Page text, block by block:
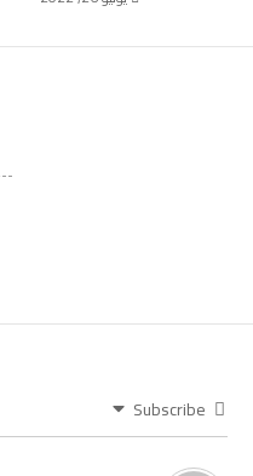
Subscribe